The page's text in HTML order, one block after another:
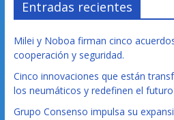
Entradas recientes
Milei y Noboa firman cinco
cooperación y seguridad.
Cinco innovaciones que están
los neumáticos y redefinen el
Grupo Consenso impulsa su